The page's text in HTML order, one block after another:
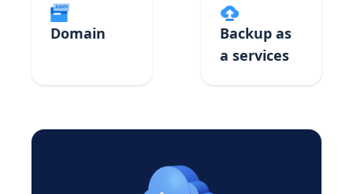
Domain
Backup as
a services